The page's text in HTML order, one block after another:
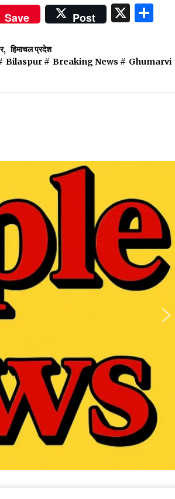
Save Post X
, हिमाचल प्रदेश
Bilaspur # Breaking News # Ghumarvi